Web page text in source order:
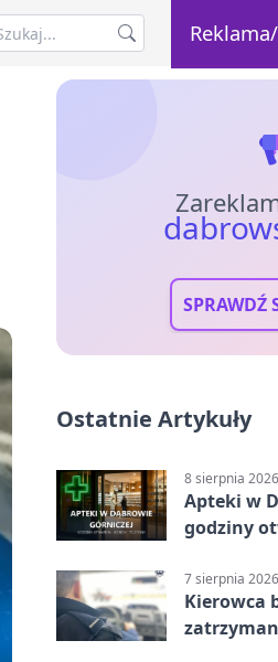
SPRAWDŹ
Ostatnie Artykuły
8 sierpnia 2026
Apteki w
godziny
7 sierpnia 2026
Kierowca